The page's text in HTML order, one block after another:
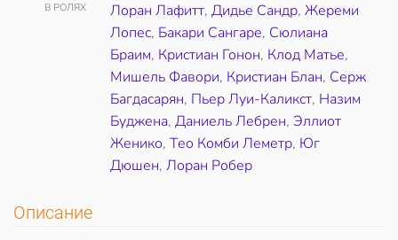
В РОЛЯХ Лоран Лафитт, Дидье Сандр, Жереми
Лопес, Бакари Сангаре, Сюлиана
Браим, Кристиан Гонон, Клод Матье,
Мишель Фавори, Кристиан Блан, Серж
Багдасарян, Пьер Луи-Каликст, Назим
Буджена, Даниель Лебрен, Эллиот
Женико, Тео Комби Леметр, Юг
Дюшен, Лоран Робер
Описание